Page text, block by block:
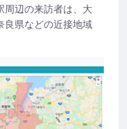
周辺の来訪者は、大
良県などの近接地域